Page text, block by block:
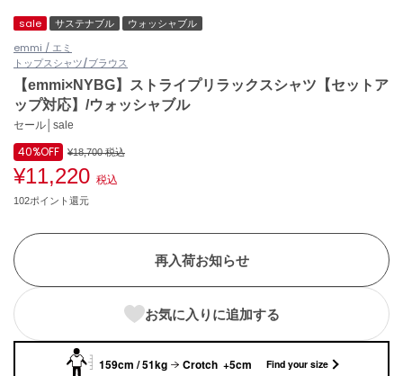
(121)
ànuke
アンヌーク
ASICS
アシックス
Ballelite
バレリット
BANDOLIER
Barbour
バブアー
Beyond Closet
ビヨンドクローゼット
sale サステナブル
ウォッシャブル
emmi / エミ
トップスシャツ/ブラウス
【emmi×NYBG】ストライプリラックスシャツ【セットア
ップ対応】/ウォッシャブル
セール│sale
40%OFF ¥18,700税込
¥11,220 税込
102ポイント還元
再入荷お知らせ
お気に入りに追加する
159cm / 51kg Crotch +5cm Find your size